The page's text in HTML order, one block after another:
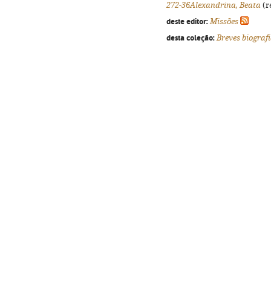
272-36Alexandrina, Beata
deste editor: Missões
desta coleção: Breves